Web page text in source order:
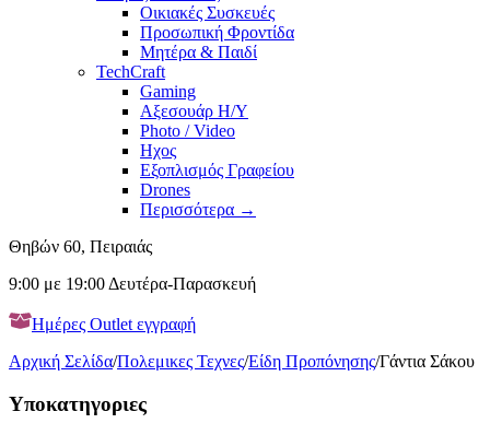
Οικιακές Συσκευές
Προσωπική Φροντίδα
Μητέρα & Παιδί
TechCraft
Gaming
Αξεσουάρ H/Y
Photo / Video
Ηχος
Εξοπλισμός Γραφείου
Drones
Περισσότερα →
Θηβών 60, Πειραιάς
9:00 με 19:00 Δευτέρα-Παρασκευή
Ημέρες Outlet εγγραφή
Αρχική Σελίδα/Πολεμικες Τεχνες/Είδη Προπόνησης/Γάντια Σάκου
Υποκατηγοριες